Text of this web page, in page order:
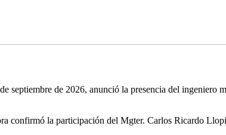
septiembre de 2026, anunció la presencia del
confirmó la participación del Mgter. Carlos Ricardo